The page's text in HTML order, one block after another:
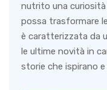
nutrito una curiosità
possa trasformare
è caratterizzata da
le ultime novità in
storie che ispirano